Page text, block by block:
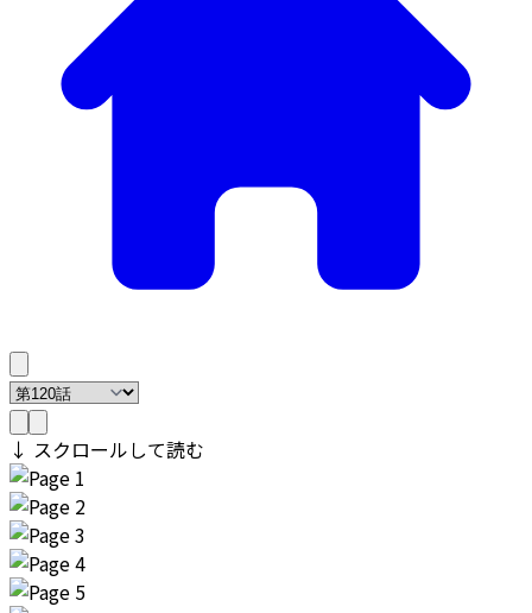
↓ スクロールして読む